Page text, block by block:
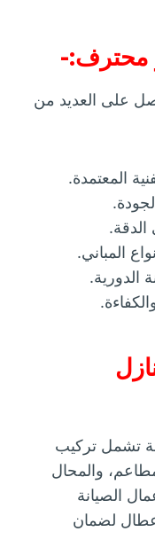
محترف:-
على العديد من
المعتمدة.
المباني.
الدورية.
تشمل تركيب
والمحال
الصيانة
لضمان